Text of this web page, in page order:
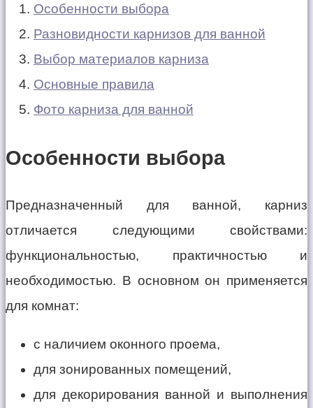
Особенности выбора
Разновидности карнизов для ванной
Выбор материалов карниза
Основные правила
Фото карниза для ванной
Особенности выбора
Предназначенный для ванной, карниз
отличается следующими свойствами:
функциональностью, практичностью и
необходимостью. В основном он применяется
для комнат:
с наличием оконного проема,
для зонированных помещений,
для декорирования ванной и выполнения